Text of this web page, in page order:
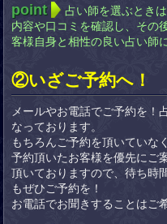
point
占い師を選ぶとき
内容や口コミを確認し、その
客様自身と相性の良い占い師
②いざご予約へ！
メールやお電話でご予約を！
なっております。
もちろんご予約を頂いていな
予約頂いたお客様を優先にご
頂いておりますので、待ち時
もぜひご予約を！
お電話でお聞きすることはご